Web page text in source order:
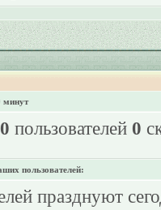
минут
0 пользователей 0
пользователей:
празднуют